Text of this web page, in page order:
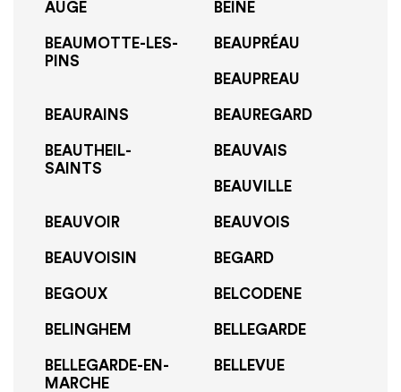
AUGE
BEINE
BEAUMOTTE-LES-
PINS
BEAUPRÉAU
BEAUPREAU
BEAURAINS BEAUREGARD
BEAUTHEIL-
SAINTS
BEAUVAIS
BEAUVILLE
BEAUVOIR BEAUVOIS
BEAUVOISIN BEGARD
BEGOUX BELCODENE
BELINGHEM BELLEGARDE
BELLEGARDE-EN-
MARCHE
BELLEVUE